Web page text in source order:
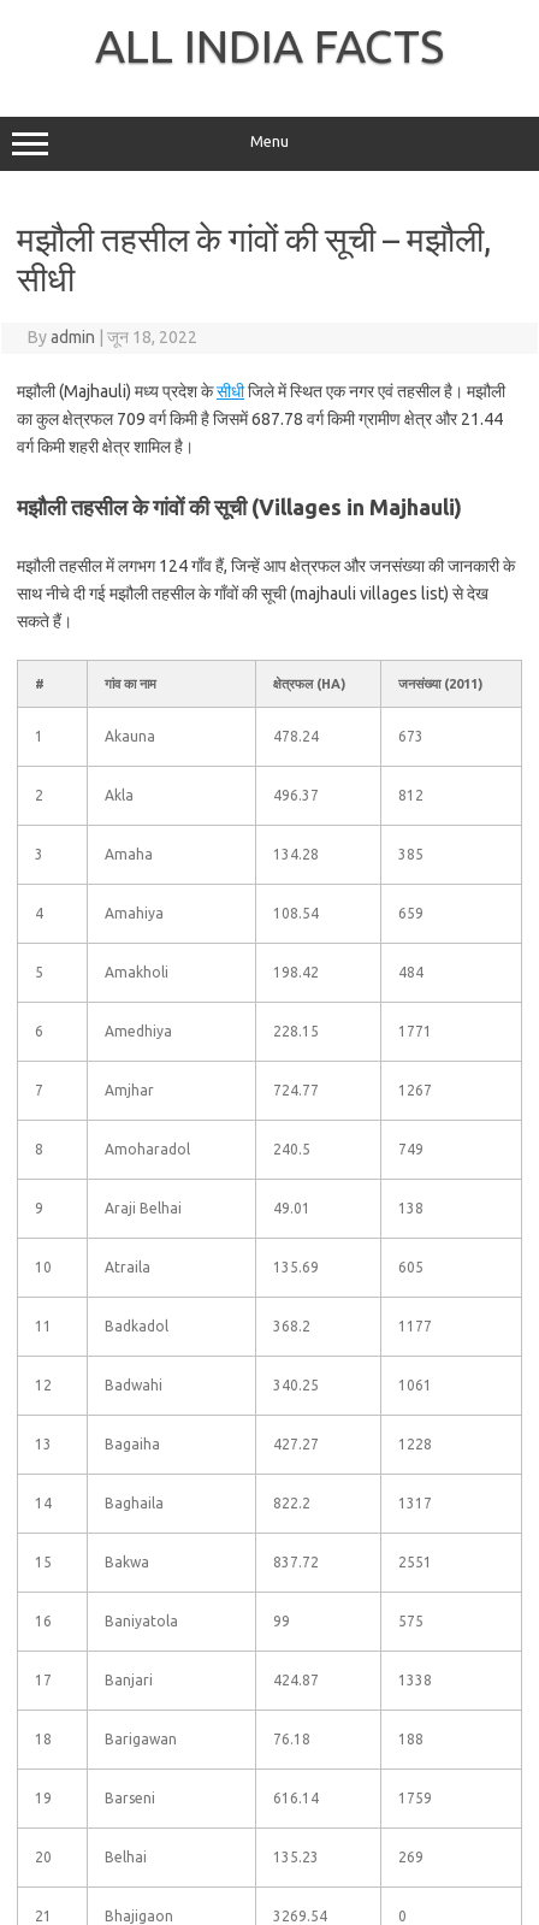
ALL INDIA FACTS
Menu
मझौली तहसील के गांवों की सूची – मझौली,
सीधी
Byadmin जून 18, 2022
मझौली (Majhauli) मध्य प्रदेश केसीधीजिले में स्थित एक नगर एवं तहसील है। मझौली
का कुल क्षेत्रफल 709 वर्ग किमी है जिसमें 687.78 वर्ग किमी ग्रामीण क्षेत्र और 21.44
वर्ग किमी शहरी क्षेत्र शामिल है।
मझौली तहसील के गांवों की सूची (Villages in Majhauli)
मझौली तहसील में लगभग 124 गाँव हैं, जिन्हें आप क्षेत्रफल और जनसंख्या की जानकारी के
साथ नीचे दी गई मझौली तहसील के गाँवों की सूची (majhauli villages list) से देख
सकते हैं।
# गांव का नाम क्षेत्रफल (HA) जनसंख्या (2011)
1 Akauna 478.24 673
2 Akla 496.37 812
3 Amaha 134.28 385
4 Amahiya 108.54 659
5 Amakholi 198.42 484
6 Amedhiya 228.15 1771
7 Amjhar 724.77 1267
8 Amoharadol 240.5 749
9 Araji Belhai 49.01 138
10 Atraila 135.69 605
11 Badkadol 368.2 1177
12 Badwahi 340.25 1061
13 Bagaiha 427.27 1228
14 Baghaila 822.2 1317
15 Bakwa 837.72 2551
16 Baniyatola 99 575
17 Banjari 424.87 1338
18 Barigawan 76.18 188
19 Barseni 616.14 1759
20 Belhai 135.23 269
21 Bhajigaon 3269.54 0